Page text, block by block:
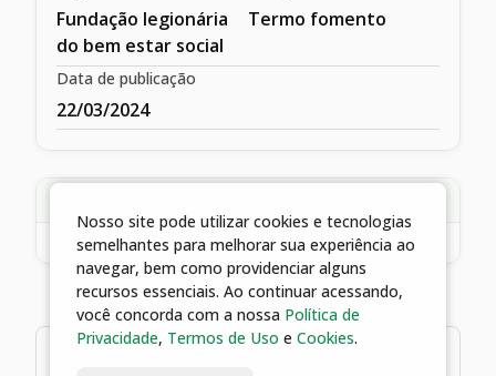
Fundação legionária
do bem estar social
Termo fomento
Data de publicação
22/03/2024
Nosso site pode utilizar cookies e tecnologias
semelhantes para melhorar sua experiência ao
navegar, bem como providenciar alguns
recursos essenciais. Ao continuar acessando,
você concorda com a nossa Política de
Privacidade, Termos de Uso e Cookies.